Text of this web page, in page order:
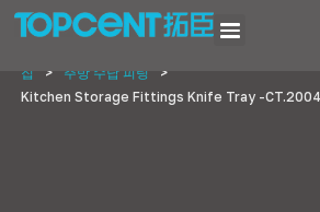
집 > 주방 수납 피팅
>
Kitchen Storage Fittings Knife Tray -CT.2004